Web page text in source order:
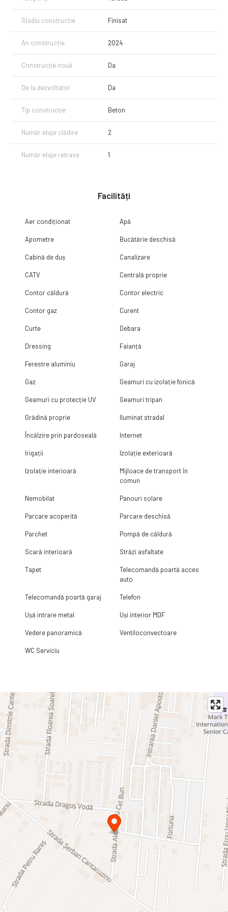
Stadiu construcție Finisat
An construcție 2024
Construcție nouă Da
De la dezvoltator Da
Tip construcție Beton
Număr etaje clădire 2
Număr etaje retrase 1
Facilități
Aer condiționat Apă
Apometre Bucătărie deschisă
Cabină de duș Canalizare
CATV Centrală proprie
Contor căldură Contor electric
Contor gaz Curent
Curte Debara
Dressing Faianță
Ferestre aluminiu Garaj
Gaz Geamuri cu izolație fonică
Geamuri cu protecție UV Geamuri tripan
Grădină proprie Iluminat stradal
Încălzire prin pardoseală Internet
Irigații Izolație exterioară
Izolație interioară
Mijloace de transport în
comun
Nemobilat Panouri solare
Parcare acoperită Parcare deschisă
Parchet Pompă de căldură
Scară interioară Străzi asfaltate
Tapet
Telecomandă poartă acces
auto
Telecomandă poartă garaj Telefon
Ușă intrare metal Uși interior MDF
Vedere panoramică Ventiloconvectoare
WC Serviciu